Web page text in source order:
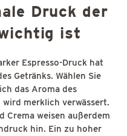
Druck der
ist
Espresso-Druck hat
Getränks. Wählen Sie
das Aroma des
merklich verwässert.
Crema weisen außerdem
hin. Ein zu hoher